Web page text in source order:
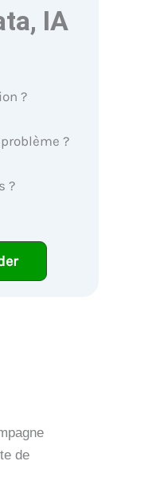
IA
?
?
?
de